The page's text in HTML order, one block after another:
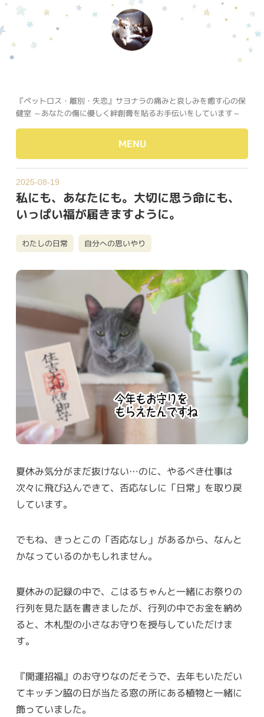
『ペットロス・離別・失恋』サヨナラの痛みと哀しみを癒す心の保
健室 ～あなたの傷に優しく絆創膏を貼るお手伝いをしています～
MENU
2025-08-19
私にも、あなたにも。大切に思う命にも、
いっぱい福が届きますように。
わたしの日常 自分への思いやり
夏休み気分がまだ抜けない…のに、やるべき仕事は
次々に飛び込んできて、否応なしに「日常」を取り戻
しています。
でもね、きっとこの「否応なし」があるから、なんと
かなっているのかもしれません。
夏休みの記録の中で、こはるちゃんと一緒にお祭りの
行列を見た話を書きましたが、行列の中でお金を納め
ると、木札型の小さなお守りを授与していただけま
す。
『開運招福』のお守りなのだそうで、去年もいただい
てキッチン脇の日が当たる窓の所にある植物と一緒に
飾っていました。